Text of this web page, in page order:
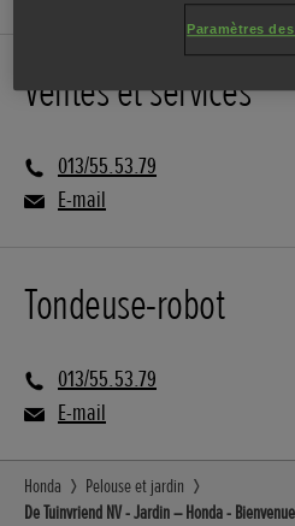
Ventes et services
013/55.53.79
E-mail
Tondeuse-robot
013/55.53.79
E-mail
Honda
Pelouse et jardin
De Tuinvriend NV - Jardin – Honda -
Paramètres